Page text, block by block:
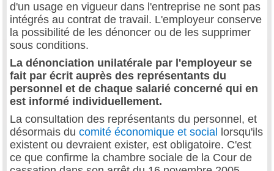
d'un usage en vigueur dans l'entreprise ne sont pas
intégrés au contrat de travail. L'employeur conserve
la possibilité de les dénoncer ou de les supprimer
sous conditions.
La dénonciation unilatérale par l'employeur se
fait par écrit auprès des représentants du
personnel et de chaque salarié concerné qui en
est informé individuellement.
La consultation des représentants du personnel, et
désormais du comité économique et social lorsqu'ils
existent ou devraient exister, est obligatoire. C'est
ce que confirme la chambre sociale de la Cour de